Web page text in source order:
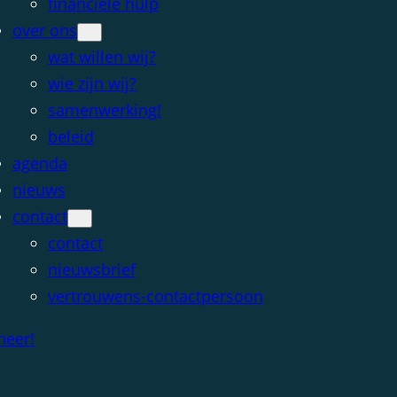
over ons
wat willen wij?
wie zijn wij?
samenwerking!
beleid
agenda
nieuws
contact
contact
nieuwsbrief
vertrouwens-contactpersoon